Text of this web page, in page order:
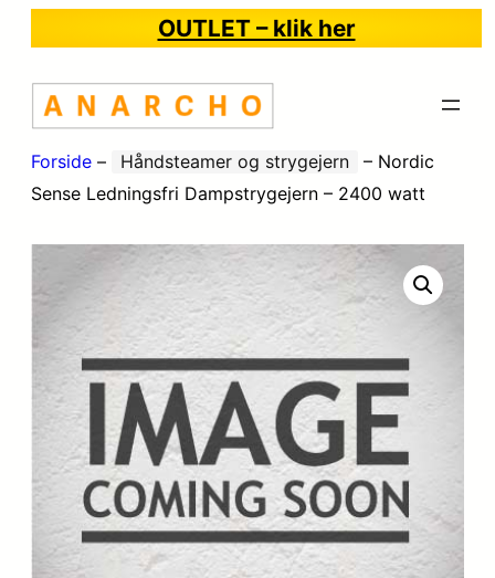
OUTLET – klik her
Forside – Håndsteamer og strygejern – Nordic
Sense Ledningsfri Dampstrygejern – 2400 watt